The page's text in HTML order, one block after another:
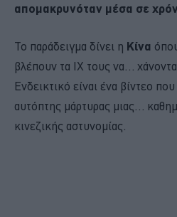
απομακρυνόταν μέσα σε
Το παράδειγμα δίνει η Κίνα
βλέπουν τα ΙΧ τους να…
Ενδεικτικό είναι ένα βίντεο
αυτόπτης μάρτυρας μιας…
κινεζικής αστυνομίας.